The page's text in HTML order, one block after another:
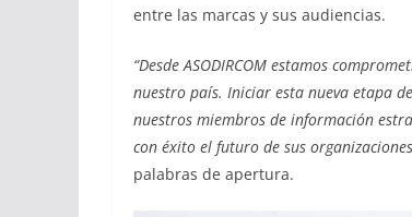
entre las marcas y sus audiencias.
“Desde ASODIRCOM estamos
nuestro país. Iniciar esta nueva etapa
nuestros miembros de información
con éxito el futuro de sus
palabras de apertura.